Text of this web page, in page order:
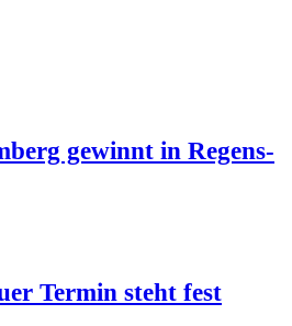
gewinnt in Regens­
Ter­min steht fest